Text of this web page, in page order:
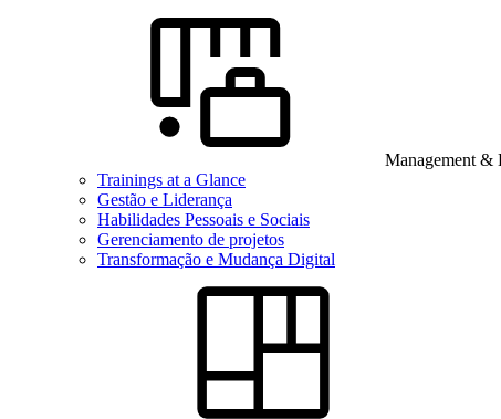
Management &
Trainings at a Glance
Gestão e Liderança
Habilidades Pessoais e Sociais
Gerenciamento de projetos
Transformação e Mudança Digital